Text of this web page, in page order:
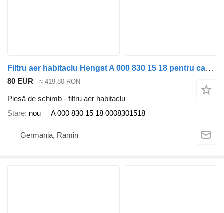
Filtru aer habitaclu Hengst A 000 830 15 18 pentru camion Mercedes-Benz ACTROS MP1 MP2 MP3
80 EUR ≈ 419,80 RON
Piesă de schimb - filtru aer habitaclu
Stare nou A 000 830 15 18 0008301518
Germania, Ramin